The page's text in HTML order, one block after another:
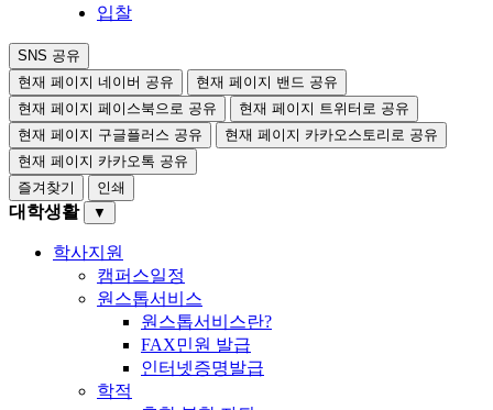
입찰
SNS 공유
현재 페이지 네이버 공유
현재 페이지 밴드 공유
현재 페이지 페이스북으로 공유
현재 페이지 트위터로 공유
현재 페이지 구글플러스 공유
현재 페이지 카카오스토리로 공유
현재 페이지 카카오톡 공유
즐겨찾기
인쇄
대학생활 ▼
학사지원
캠퍼스일정
원스톱서비스
원스톱서비스란?
FAX민원 발급
인터넷증명발급
학적